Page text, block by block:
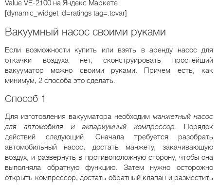
Value VE-2100 на Яндекс Маркете
[dynamic_widget id=ratings tag=.tovar]
Вакуумный насос своими руками
Если возможности купить или взять в аренду насос для
откачки воздуха нет, сконструировать простейший
вакууматор можно своими руками. Причем есть, как
минимум, 2 способа это сделать.
Способ 1
Для изготовления вакууматора необходим манжетный насос
для автомобиля и аквариумный компрессор. Порядок
действий следующий. Сначала требуется разобрать
автомобильный насос, достать манжету, закачивающую
воздух, и развернуть в противоположную сторону, чтобы она
выполняла обратную функцию. Затем нужно осторожно
открыть компрессор, достать обратный клапан и разместить